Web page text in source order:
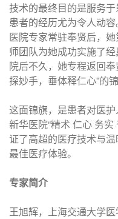
技术的最终目的是服务
患者的经历尤为令人动
医院专家常驻奉贤后，
师团队为她成功实施了
院后不久，她专程返回
探妙手，垂体释仁心”的
这面锦旗，是患者对医
新华医院“精术 仁心 务
证了高超的医疗技术与
最佳医疗体验。
专家简介
王旭辉，上海交通大学